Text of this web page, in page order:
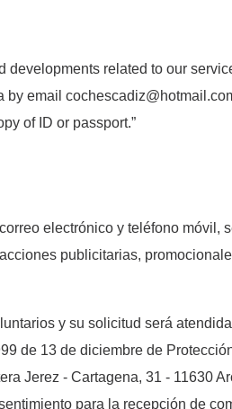
developments related to our
email
of ID or passport.”
electrónico y teléfono móvil,
publicitarias,
y su solicitud será
de 13 de diciembre de
Jerez - Cartagena, 31 - 11630
para la recepción de